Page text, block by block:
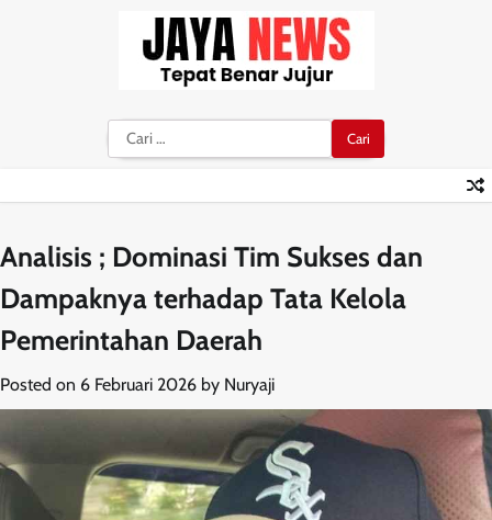
Cari
untuk:
Analisis ; Dominasi Tim Sukses dan
Dampaknya terhadap Tata Kelola
Pemerintahan Daerah
Posted on 6 Februari 2026 by Nuryaji